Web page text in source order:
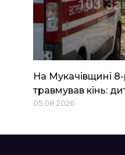
На Мукачівщині
травмував кінь:
05.08.2026